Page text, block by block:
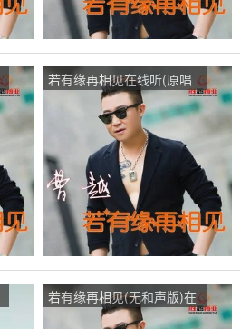
若有缘再相见在线听(原唱
是曹越)，追风骏马演唱点
若有缘再相见(无和声版)在
线听(原唱是曹越)，奋斗演